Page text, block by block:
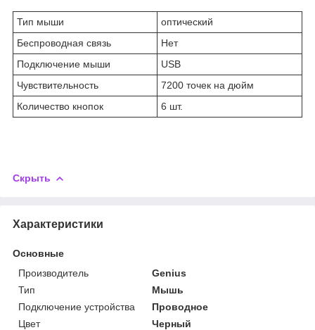
Тип мыши
оптический
Беспроводная связь
Нет
Подключение мыши
USB
Чувствительность
7200 точек на дюйм
Количество кнопок
6 шт.
Скрыть
Характеристики
Основные
Производитель
Genius
Тип
Мышь
Подключение устройства
Проводное
Цвет
Черный